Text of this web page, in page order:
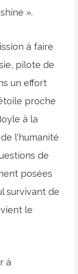
».
à faire
pilote de
un effort
proche
à la
l'humanité
de
posées
survivant de
le
à